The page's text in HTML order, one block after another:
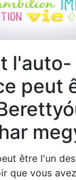
l'auto-
peut
être l'un
que vous